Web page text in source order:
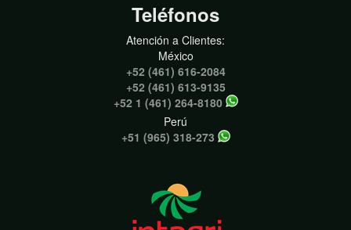
Teléfonos
Atención a Clientes:
México
+52 (461) 616-2084
+52 (461) 613-9135
+52 1 (461) 264-8180
Perú
+51 (965) 318-273